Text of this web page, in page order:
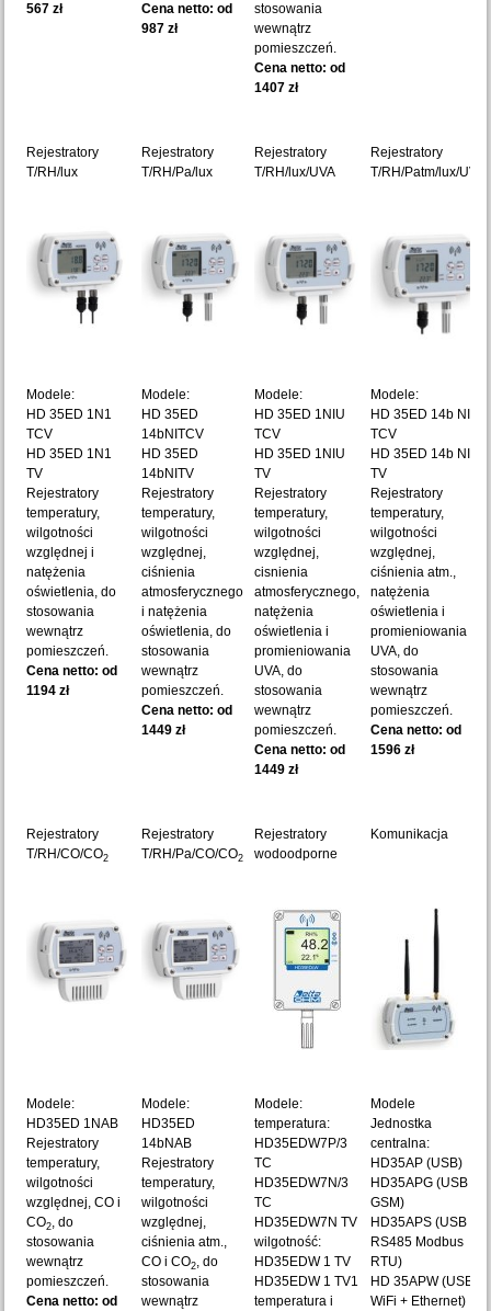
567 zł
Cena netto: od
987 zł
stosowania
wewnątrz
pomieszczeń.
Cena netto: od
1407 zł
Rejestratory
T/RH/lux
Rejestratory
T/RH/Pa/lux
Rejestratory
T/RH/lux/UVA
Rejestratory
T/RH/Patm/lux/UVA
Modele:
HD 35ED 1N1
TCV
HD 35ED 1N1
TV
Rejestratory
temperatury,
wilgotności
względnej i
natężenia
oświetlenia, do
stosowania
wewnątrz
pomieszczeń.
Cena netto: od
1194 zł
Modele:
HD 35ED
14bNITCV
HD 35ED
14bNITV
Rejestratory
temperatury,
wilgotności
względnej,
ciśnienia
atmosferycznego
i natężenia
oświetlenia, do
stosowania
wewnątrz
pomieszczeń.
Cena netto: od
1449 zł
Modele:
HD 35ED 1NIU
TCV
HD 35ED 1NIU
TV
Rejestratory
temperatury,
wilgotności
względnej,
cisnienia
atmosferycznego,
natężenia
oświetlenia i
promieniowania
UVA, do
stosowania
wewnątrz
pomieszczeń.
Cena netto: od
1449 zł
Modele:
HD 35ED 14b NIU
TCV
HD 35ED 14b NIU
TV
Rejestratory
temperatury,
wilgotności
względnej,
ciśnienia atm.,
natężenia
oświetlenia i
promieniowania
UVA, do
stosowania
wewnątrz
pomieszczeń.
Cena netto: od
1596 zł
Rejestratory
T/RH/CO/CO2
Rejestratory
T/RH/Pa/CO/CO2
Rejestratory
wodoodporne
Komunikacja
Modele:
HD35ED 1NAB
Rejestratory
temperatury,
wilgotności
względnej, CO i
CO2, do
stosowania
wewnątrz
pomieszczeń.
Cena netto: od
Modele:
HD35ED
14bNAB
Rejestratory
temperatury,
wilgotności
względnej,
ciśnienia atm.,
CO i CO2, do
stosowania
wewnątrz
Modele:
temperatura:
HD35EDW7P/3
TC
HD35EDW7N/3
TC
HD35EDW7N TV
wilgotność:
HD35EDW 1 TV
HD35EDW 1 TV1
temperatura i
Modele
Jednostka
centralna:
HD35AP (USB)
HD35APG (USB +
GSM)
HD35APS (USB +
RS485 Modbus
RTU)
HD 35APW (USB +
WiFi + Ethernet)